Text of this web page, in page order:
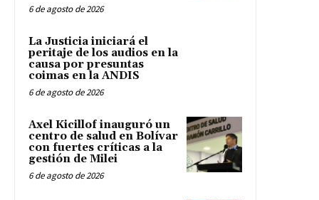
6 de agosto de 2026
La Justicia iniciará el
peritaje de los audios en la
causa por presuntas
coimas en la ANDIS
6 de agosto de 2026
Axel Kicillof inauguró un
centro de salud en Bolívar
con fuertes críticas a la
gestión de Milei
6 de agosto de 2026